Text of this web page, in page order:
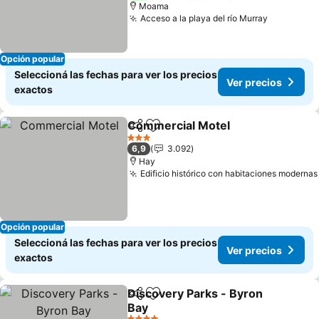
Opción popular
Moama
Acceso a la playa del río Murray
Seleccioná las fechas para ver los precios
exactos
Ver precios
Opción popular
CompartirAñadir a favoritos
Commercial Motel
3 Estrellas
6,9
3.092
Hay
Edificio histórico con habitaciones modernas
Seleccioná las fechas para ver los precios
exactos
Ver precios
CompartirAñadir a favoritos
Discovery Parks - Byron
Bay